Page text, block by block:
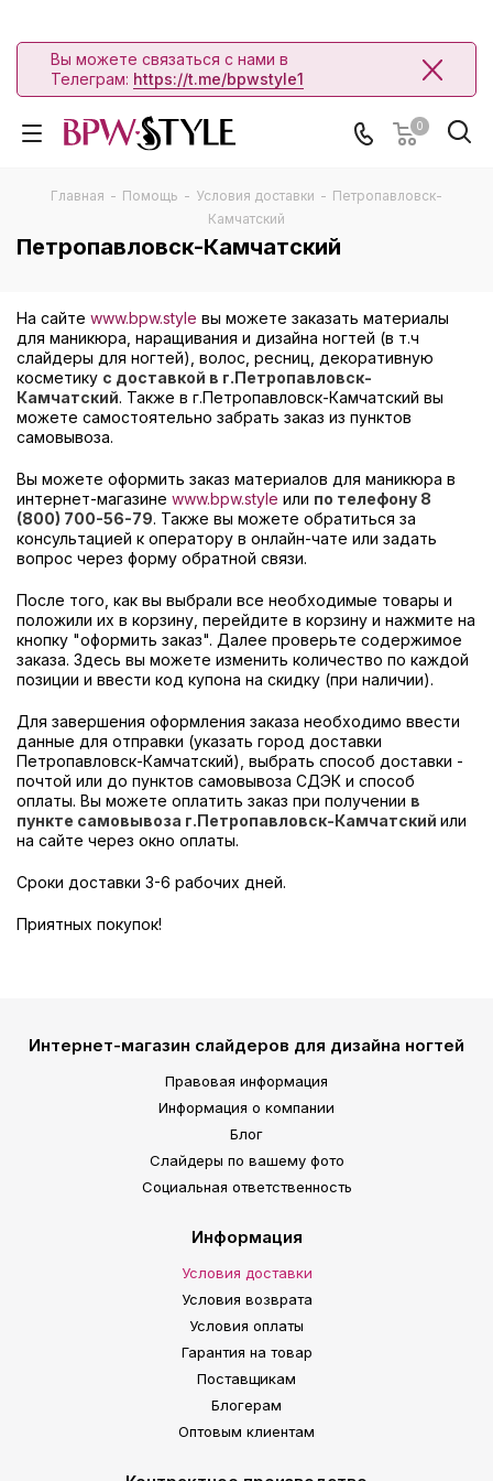
Вы можете связаться с нами в
Телеграм: https://t.me/bpwstyle1
0
Главная - Помощь - Условия доставки - Петропавловск-
Камчатский
Петропавловск-Камчатский
На сайте www.bpw.style вы можете заказать материалы
для маникюра, наращивания и дизайна ногтей (в т.ч
слайдеры для ногтей), волос, ресниц, декоративную
косметику с доставкой в г.Петропавловск-
Камчатский. Также в г.Петропавловск-Камчатский вы
можете самостоятельно забрать заказ из пунктов
самовывоза.
Вы можете оформить заказ материалов для маникюра в
интернет-магазине www.bpw.style или по телефону 8
(800) 700-56-79. Также вы можете обратиться за
консультацией к оператору в онлайн-чате или задать
вопрос через форму обратной связи.
После того, как вы выбрали все необходимые товары и
положили их в корзину, перейдите в корзину и нажмите на
кнопку "оформить заказ". Далее проверьте содержимое
заказа. Здесь вы можете изменить количество по каждой
позиции и ввести код купона на скидку (при наличии).
Для завершения оформления заказа необходимо ввести
данные для отправки (указать город доставки
Петропавловск-Камчатский), выбрать способ доставки -
почтой или до пунктов самовывоза СДЭК и способ
оплаты. Вы можете оплатить заказ при получении в
пункте самовывоза г.Петропавловск-Камчатский или
на сайте через окно оплаты.
Сроки доставки 3-6 рабочих дней.
Приятных покупок!
Интернет-магазин слайдеров для дизайна ногтей
Правовая информация
Информация о компании
Блог
Слайдеры по вашему фото
Социальная ответственность
Информация
Условия доставки
Условия возврата
Условия оплаты
Гарантия на товар
Поставщикам
Блогерам
Оптовым клиентам